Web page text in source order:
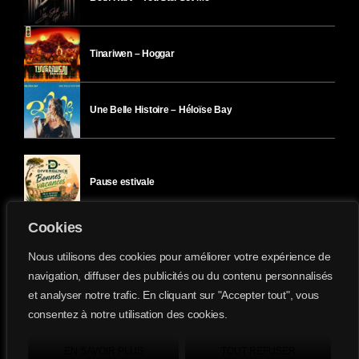
Cookies
Nous utilisons des cookies pour améliorer votre expérience de
navigation, diffuser des publicités ou du contenu personnalisés
et analyser notre trafic. En cliquant sur "Accepter tout", vous
consentez à notre utilisation des cookies.
Tinariwen – Hoggar
Une Belle Histoire – Héloïse Bay
Pause estivale
Ici l’Ombre – mardi 28 juillet